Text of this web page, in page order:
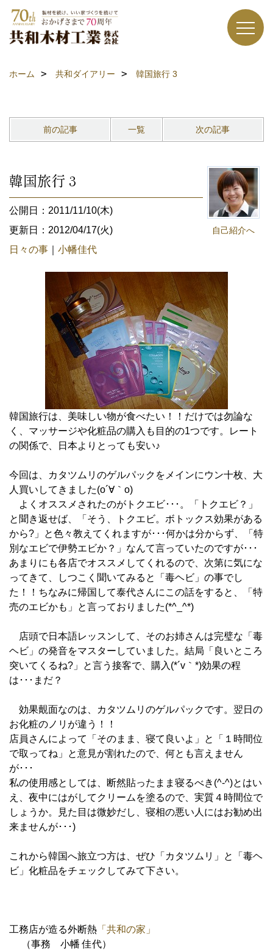
ホーム 共和ダイアリー 韓国旅行 3
前の記事 一覧 次の記事
自己紹介へ
韓国旅行 3
公開日：2011/11/10(木)
更新日：2012/04/17(火)
日々の事
小幡佳代
韓国旅行は、美味しい物が食べたい！！だけでは勿論な
く、マッサージや化粧品の購入も目的の1つです。レート
の関係で、日本よりとっても安い♪
今回は、カタツムリのゲルパックをメインにウン十枚、大
人買いしてきました(o´∀｀o)
よくオススメされたのがトクエビ･･･。「トクエビ？」
と聞き返せば、「そう、トクエビ。ボトックス効果がある
から?」と色々教えてくれますが･･･何かは分からず、「特
別なエビで伊勢エビか？」なんて言っていたのですが･･･
あまりにも各店でオススメしてくれるので、次第に気にな
ってきて、しつこく聞いてみると「毒ヘビ」の事でし
た！！ちなみに帰国して泰代さんにこの話をすると、「特
売のエビかも」と言っておりました(*^_^*)
店頭で日本語レッスンして、そのお姉さんは完璧な「毒
ヘビ」の発音をマスターしていました。結局「良いところ
突いてくるね?」と言う接客で、購入(*´v｀*)効果の程
は･･･まだ？
効果覿面なのは、カタツムリのゲルパックです。翌日の
お化粧のノリが違う！！
店員さんによって「そのまま、寝て良いよ」と「１時間位
で取ってね」と意見が割れたので、何とも言えません
が･･･
私の使用感としては、断然貼ったまま寝るべき(^-^)とはい
え、夜中にはがしてクリームを塗るので、実質４時間位で
しょうか。見た目は微妙だし、寝相の悪い人にはお勧め出
来ませんが･･･)
これから韓国へ旅立つ方は、ぜひ「カタツムリ」と「毒ヘ
ビ」化粧品をチェックしてみて下さい。
工務店が造る外断熱 「共和の家」
（事務 小幡 佳代）